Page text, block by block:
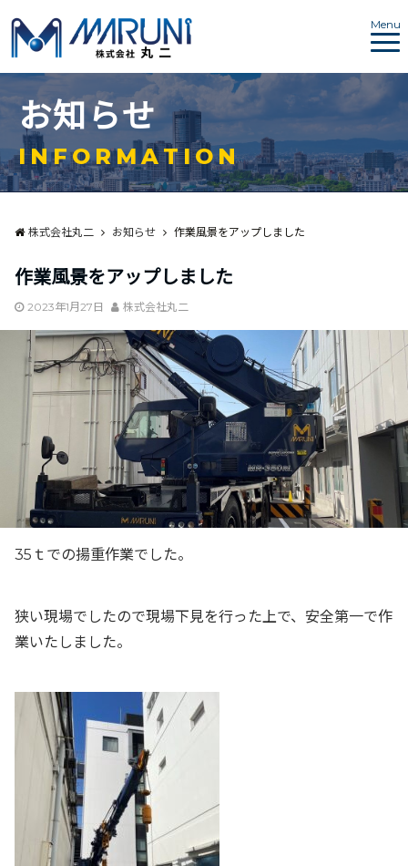
Menu
お知らせ
INFORMATION
株式会社丸二 お知らせ 作業風景をアップしました
作業風景をアップしました
2023年1月27日 株式会社丸二
35ｔでの揚重作業でした。
狭い現場でしたので現場下見を行った上で、安全第一で作
業いたしました。